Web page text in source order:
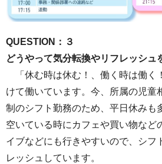
QUESTION：３
どうやって気分転換やリフレッシュ
「休む時は休む！、働く時は働く
けて働いています。今、所属の児童
制のシフト勤務のため、平日休みも
空いている時にカフェや買い物など
イブなどにも行きやすいので、シフ
レッシュしています。